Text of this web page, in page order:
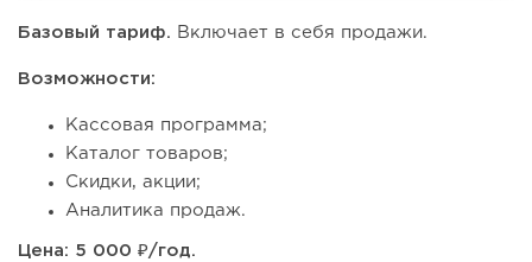
Базовый тариф. Включает в себя продажи.
Возможности:
Кассовая программа;
Каталог товаров;
Скидки, акции;
Аналитика продаж.
Цена: 5 000 ₽/год.